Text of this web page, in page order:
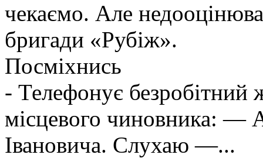
чекаємо. Але
бригади «Рубіж».
Посміхнись
- Телефонує
місцевого чиновника: —
Івановича. Слухаю —...